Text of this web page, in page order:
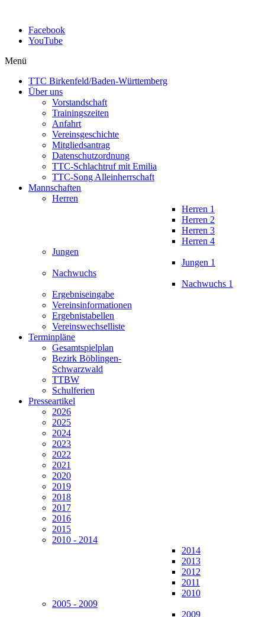
Facebook
YouTube
Menü
TTC Birkenfeld/Baden-Württemberg
Über uns
Vorstandschaft
Trainingszeiten
Anfahrt
Vereinsgeschichte
Mitgliedsantrag
Datenschutzordnung
TTC-Schlachtruf mit Emilia
TTC-Song Alleinherrschaft
Mannschaften
Herren
Herren 1
Herren 2
Herren 3
Herren 4
Jungen
Jungen 1
Nachwuchs
Nachwuchs 1
Ergebniseingabe
Vereinsinformationen
Ergebnistabellen
Vereinswechselliste
Terminpläne
Gesamtspielplan
Bezirk Böblingen-
Schwarzwald
TTBW
Schulferien
Presseartikel
2026
2025
2024
2023
2022
2021
2020
2019
2018
2017
2016
2015
2010 - 2014
2014
2013
2012
2011
2010
2005 - 2009
2009